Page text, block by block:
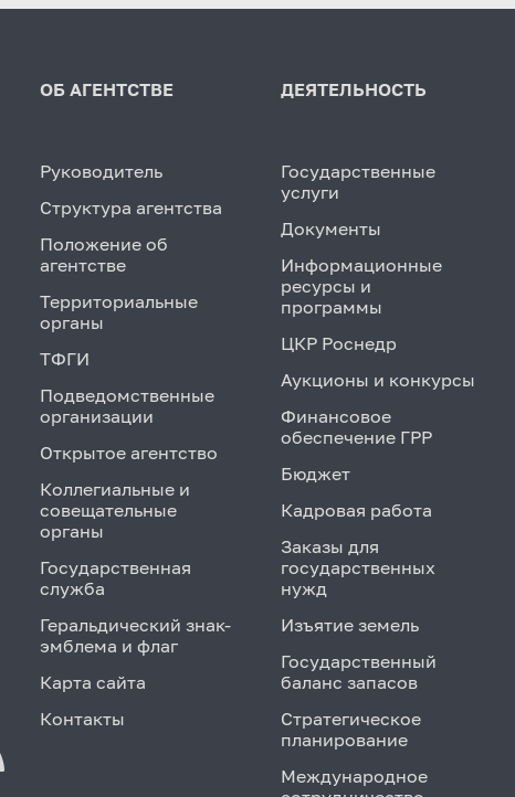
ОБ АГЕНТСТВЕ
Руководитель
Структура агентства
Положение об
агентстве
Территориальные
органы
ТФГИ
Подведомственные
организации
Открытое агентство
Коллегиальные и
совещательные
органы
Государственная
служба
Геральдический знак-
эмблема и флаг
Карта сайта
Контакты
ДЕЯТЕЛЬНОСТЬ
Государственные
услуги
Документы
Информационные
ресурсы и
программы
ЦКР Роснедр
Аукционы и конкурсы
Финансовое
обеспечение ГРР
Бюджет
Кадровая работа
Заказы для
государственных
нужд
Изъятие земель
Государственный
баланс запасов
Стратегическое
планирование
Международное